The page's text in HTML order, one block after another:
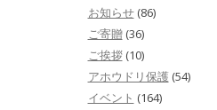
お知らせ(86)
ご寄贈(36)
ご挨拶(10)
アホウドリ保護(54)
イベント (164)